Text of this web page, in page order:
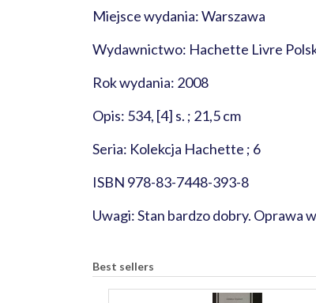
Miejsce wydania: Warszawa
Wydawnictwo: Hachette Livre
Rok wydania: 2008
Opis: 534, [4] s. ; 21,5 cm
Seria: Kolekcja Hachette ; 6
ISBN 978-83-7448-393-8
Uwagi: Stan bardzo dobry. Oprawa
Best sellers